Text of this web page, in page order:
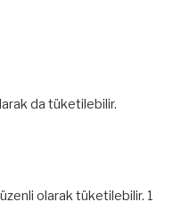
da tüketilebilir.
olarak tüketilebilir. 1